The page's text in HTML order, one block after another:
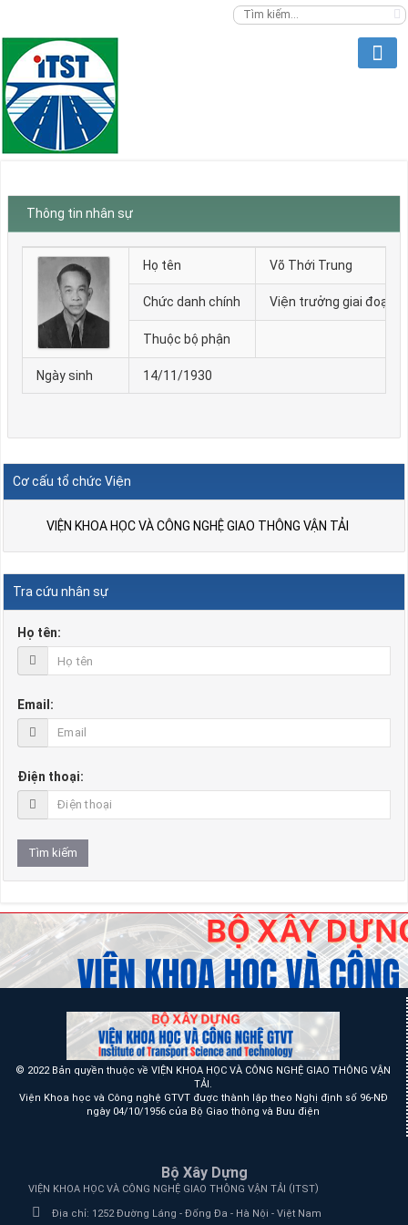
Thông tin nhân sự
Họ tên Võ Thới Trung
Chức danh chính Viện trưởng giai đoạn
Thuộc bộ phận
Ngày sinh 14/11/1930
Cơ cấu tổ chức Viện
VIỆN KHOA HỌC VÀ CÔNG NGHỆ GIAO THÔNG VẬN TẢI
Tra cứu nhân sự
Họ tên:
Email:
Điện thoại:
© 2022 Bản quyền thuộc về VIỆN KHOA HỌC VÀ CÔNG NGHỆ GIAO THÔNG VẬN
TẢI.
Viện Khoa học và Công nghệ GTVT được thành lập theo Nghị định số 96-NĐ
ngày 04/10/1956 của Bộ Giao thông và Bưu điện
Bộ Xây Dựng
VIỆN KHOA HỌC VÀ CÔNG NGHỆ GIAO THÔNG VẬN TẢI (ITST)
Địa chỉ: 1252 Đường Láng - Đống Đa - Hà Nội - Việt Nam